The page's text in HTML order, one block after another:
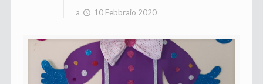
a 10 Febbraio 2020